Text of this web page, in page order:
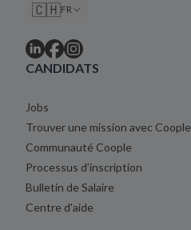
🇨🇭FR
CANDIDATS
Jobs
Trouver une mission avec Coople
Communauté Coople
Processus d’inscription
Bulletin de Salaire
Centre d'aide